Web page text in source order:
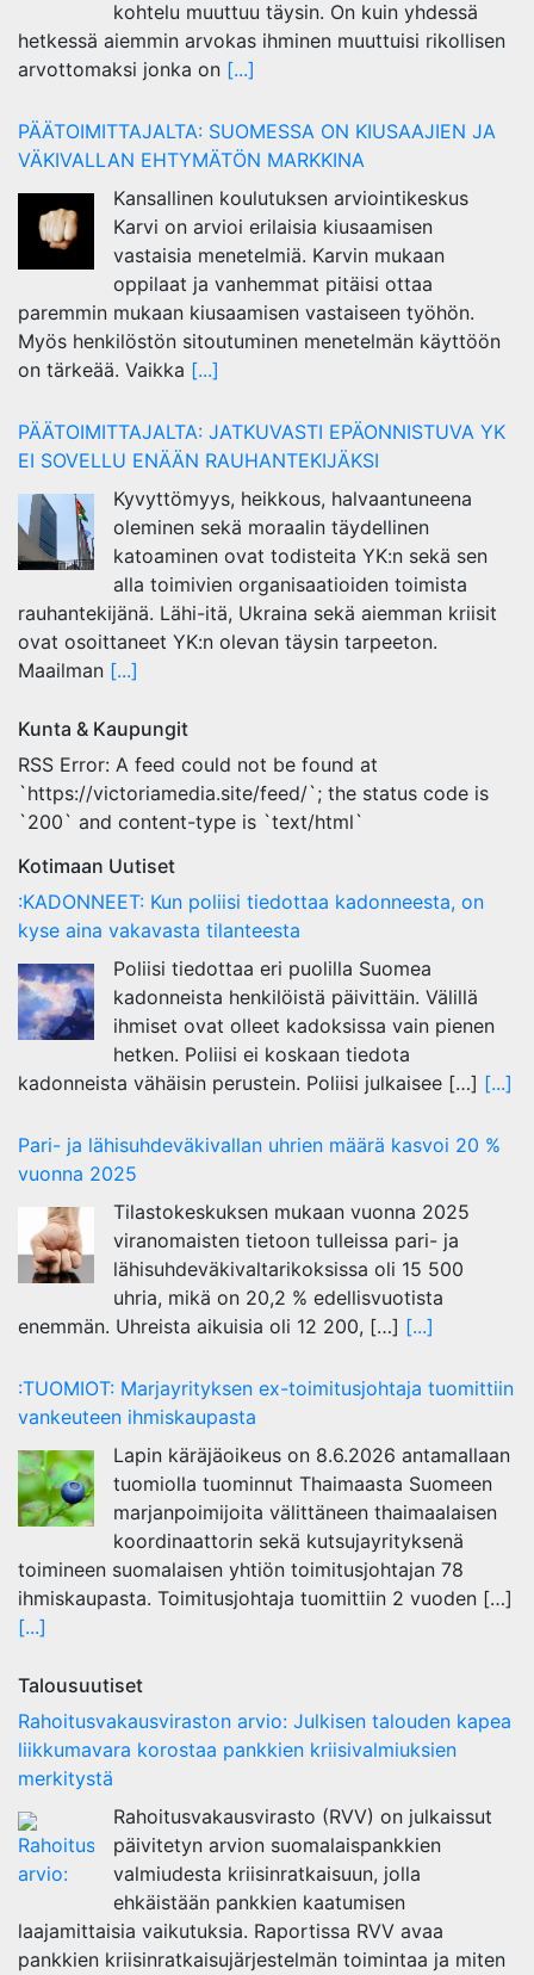
kohtelu muuttuu täysin. On kuin yhdessä
hetkessä aiemmin arvokas ihminen muuttuisi rikollisen
arvottomaksi jonka on [...]
PÄÄTOIMITTAJALTA: SUOMESSA ON KIUSAAJIEN JA
VÄKIVALLAN EHTYMÄTÖN MARKKINA
Kansallinen koulutuksen arviointikeskus
Karvi on arvioi erilaisia kiusaamisen
vastaisia menetelmiä. Karvin mukaan
oppilaat ja vanhemmat pitäisi ottaa
paremmin mukaan kiusaamisen vastaiseen työhön.
Myös henkilöstön sitoutuminen menetelmän käyttöön
on tärkeää. Vaikka [...]
PÄÄTOIMITTAJALTA: JATKUVASTI EPÄONNISTUVA YK
EI SOVELLU ENÄÄN RAUHANTEKIJÄKSI
Kyvyttömyys, heikkous, halvaantuneena
oleminen sekä moraalin täydellinen
katoaminen ovat todisteita YK:n sekä sen
alla toimivien organisaatioiden toimista
rauhantekijänä. Lähi-itä, Ukraina sekä aiemman kriisit
ovat osoittaneet YK:n olevan täysin tarpeeton.
Maailman [...]
Kunta & Kaupungit
RSS Error: A feed could not be found at
`https://victoriamedia.site/feed/`; the status code is
`200` and content-type is `text/html`
Kotimaan Uutiset
:KADONNEET: Kun poliisi tiedottaa kadonneesta, on
kyse aina vakavasta tilanteesta
Poliisi tiedottaa eri puolilla Suomea
kadonneista henkilöistä päivittäin. Välillä
ihmiset ovat olleet kadoksissa vain pienen
hetken. Poliisi ei koskaan tiedota
kadonneista vähäisin perustein. Poliisi julkaisee […] [...]
Pari- ja lähisuhdeväkivallan uhrien määrä kasvoi 20 %
vuonna 2025
Tilastokeskuksen mukaan vuonna 2025
viranomaisten tietoon tulleissa pari- ja
lähisuhdeväkivaltarikoksissa oli 15 500
uhria, mikä on 20,2 % edellisvuotista
enemmän. Uhreista aikuisia oli 12 200, […] [...]
:TUOMIOT: Marjayrityksen ex-toimitusjohtaja tuomittiin
vankeuteen ihmiskaupasta
Lapin käräjäoikeus on 8.6.2026 antamallaan
tuomiolla tuominnut Thaimaasta Suomeen
marjanpoimijoita välittäneen thaimaalaisen
koordinaattorin sekä kutsujayrityksenä
toimineen suomalaisen yhtiön toimitusjohtajan 78
ihmiskaupasta. Toimitusjohtaja tuomittiin 2 vuoden […]
[...]
Talousuutiset
Rahoitusvakausviraston arvio: Julkisen talouden kapea
liikkumavara korostaa pankkien kriisivalmiuksien
merkitystä
Rahoitusvakausvirasto (RVV) on julkaissut
päivitetyn arvion suomalaispankkien
valmiudesta kriisinratkaisuun, jolla
ehkäistään pankkien kaatumisen
laajamittaisia vaikutuksia. Raportissa RVV avaa
pankkien kriisinratkaisujärjestelmän toimintaa ja miten